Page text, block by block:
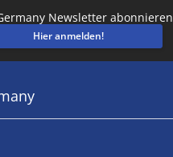
Newsletter abonnieren
Hier anmelden!